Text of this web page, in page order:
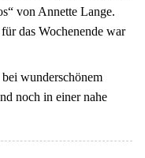
von Annette Lange.
das Wochenende war
wunderschönem
noch in einer nahe